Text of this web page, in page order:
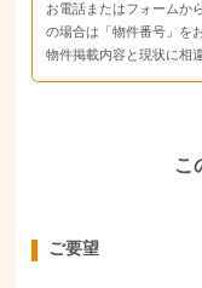
お電話またはフォームか
の場合は「物件番号」を
物件掲載内容と現状に相
こ
ご要望